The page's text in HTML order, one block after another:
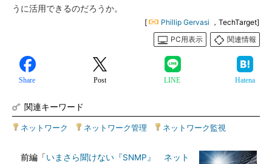
うに活用できるのだろうか。
[ Phillip Gervasi ，TechTarget]
PC用表示
関連情報
Share Post LINE Hatena
関連キーワード
ネットワーク ネットワーク管理 ネットワーク監視
前編「いまさら聞けない『SNMP』 ネット